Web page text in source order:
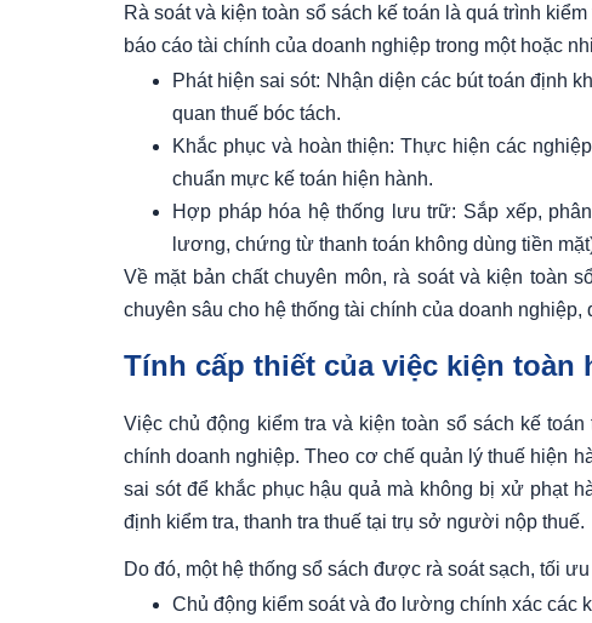
Rà soát và kiện toàn sổ sách kế toán là quá trình
báo cáo tài chính của doanh nghiệp trong một hoặc
Phát hiện sai sót: Nhận diện các bút toán định
quan thuế bóc tách.
Khắc phục và hoàn thiện: Thực hiện các
chuẩn mực kế toán hiện hành.
Hợp pháp hóa hệ thống lưu trữ: Sắp xếp,
lương, chứng từ thanh toán không dùng tiền
Về mặt bản chất chuyên môn, rà soát và kiện toàn
chuyên sâu cho hệ thống tài chính của doanh
Tính cấp thiết của việc kiện toàn
Việc chủ động kiểm tra và kiện toàn sổ sách kế
chính doanh nghiệp. Theo cơ chế quản lý thuế hiện
sai sót để khắc phục hậu quả mà không bị xử phạt
định kiểm tra, thanh tra thuế tại trụ sở người nộp thuế.
Do đó, một hệ thống sổ sách được rà soát sạch, tối
Chủ động kiểm soát và đo lường chính xác các